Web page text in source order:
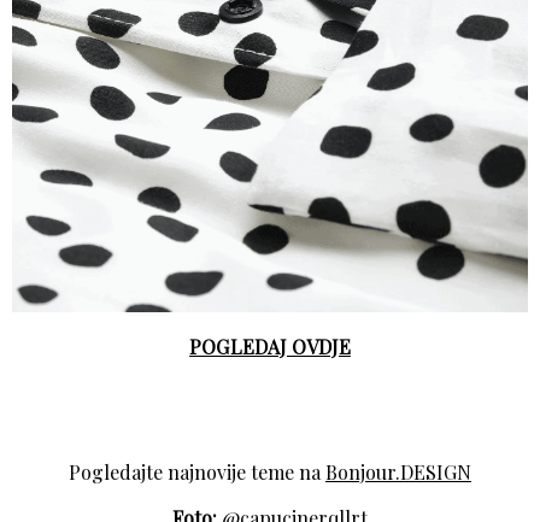
POGLEDAJ OVDJE
Pogledajte najnovije teme na Bonjour.DESIGN